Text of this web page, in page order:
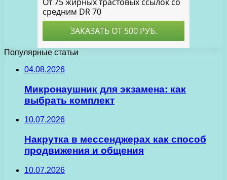
Популярные статьи
04.08.2026
Микронаушник для экзамена: как
выбрать комплект
10.07.2026
Накрутка в мессенджерах как способ
продвижения и общения
10.07.2026